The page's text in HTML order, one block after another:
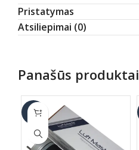
Pristatymas
Atsiliepimai (0)
Panašūs produktai
-6%